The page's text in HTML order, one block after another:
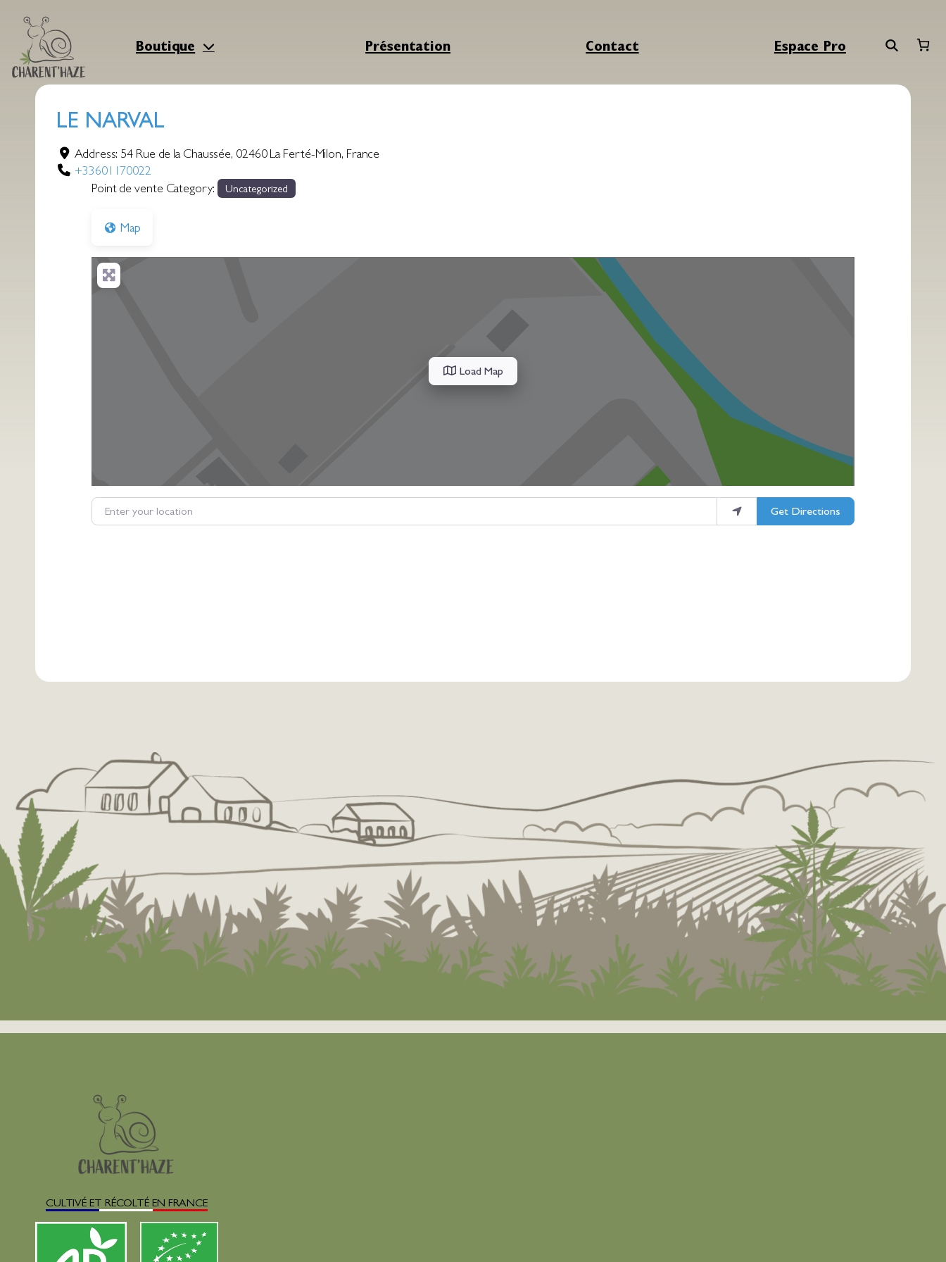
contenu
Boutique Présentation Contact Espace Pro
LE NARVAL
Address: 54 Rue de la Chaussée, 02460 La Ferté-Milon, France
+33601170022
Point de vente Category:
Uncategorized
Map
Load Map
Enter your location
Get Directions
CULTIVÉ ET RÉCOLTÉ EN FRANCE